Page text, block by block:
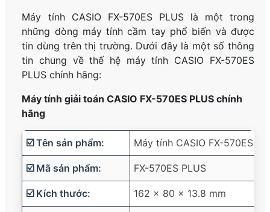
Máy tính CASIO FX-570ES PLUS là một trong
những dòng máy tính cầm tay phổ biến và được
tin dùng trên thị trường. Dưới đây là một số thông
tin chung về thế hệ máy tính CASIO FX-570ES
PLUS chính hãng:
Máy tính giải toán CASIO FX-570ES PLUS chính
hãng
☑️ Tên sản phẩm: Máy tính CASIO FX-570ES
☑️ Mã sản phẩm: FX-570ES PLUS
☑️ Kích thước: 162 x 80 x 13.8 mm